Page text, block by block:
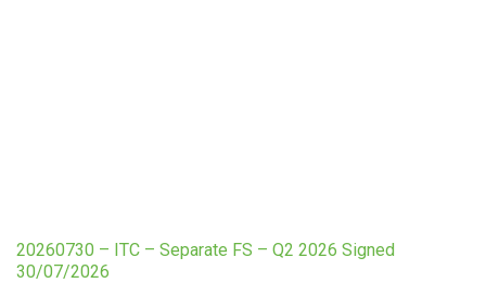
20260730 – ITC – Separate FS – Q2 2026 Signed
30/07/2026